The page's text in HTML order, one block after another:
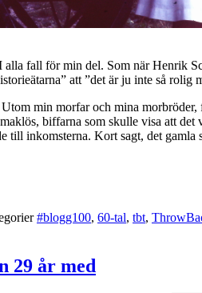
fall för min del. Som när Henrik
att ”det är ju inte så rolig
min morfar och mina
biffarna som skulle visa att
till inkomsterna. Kort sagt, det gamla
#blogg100, 60-tal, tbt,
29 år med